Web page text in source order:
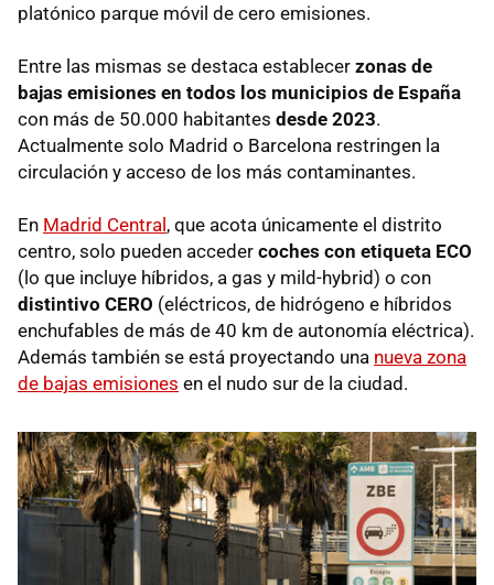
platónico parque móvil de cero emisiones.
Entre las mismas se destaca establecer zonas de
bajas emisiones en todos los municipios de España
con más de 50.000 habitantes desde 2023.
Actualmente solo Madrid o Barcelona restringen la
circulación y acceso de los más contaminantes.
En Madrid Central , que acota únicamente el distrito
centro, solo pueden acceder coches con etiqueta ECO
(lo que incluye híbridos, a gas y mild-hybrid) o con
distintivo CERO (eléctricos, de hidrógeno e híbridos
enchufables de más de 40 km de autonomía eléctrica).
Además también se está proyectando una nueva zona
de bajas emisiones en el nudo sur de la ciudad.